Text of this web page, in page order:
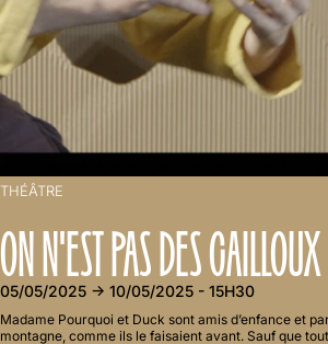
THÉÂTRE
ON N'EST PAS DES
05/05/2025 → 10/05/2025 - 15H30
Madame Pourquoi et Duck sont amis d’enfance et
montagne, comme ils le faisaient avant. Sauf que